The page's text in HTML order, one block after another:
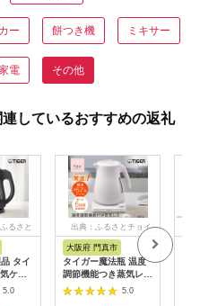
ー 餅つき機 ミキサー
電 その他
しているおすすめの返礼
るさと
タイ
ケト
クト
ぎ口
5.0
出典：ふるさとチョイ
大阪府 門真市
タイガー魔法瓶 温度
調節機能つき蒸気レス
電気ケトル 1.2L PTV-
A120【HC チェスナ
5.0